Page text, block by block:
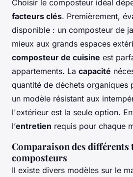
Choisir le composteur idéal
facteurs clés. Premièrement,
disponible : un composteur de
mieux aux grands espaces
composteur de cuisine est
appartements. La capacité
quantité de déchets organiques
un modèle résistant aux
l'extérieur est la seule option.
l’entretien requis pour chaque
Comparaison des différents
composteurs
Il existe divers modèles sur le